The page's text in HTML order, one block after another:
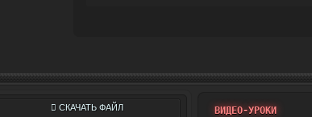
ВИДЕО-УРОКИ
СКАЧАТЬ ФАЙЛ